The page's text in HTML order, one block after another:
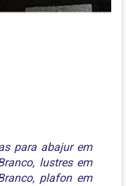
para abajur em
, lustres em
, plafon em